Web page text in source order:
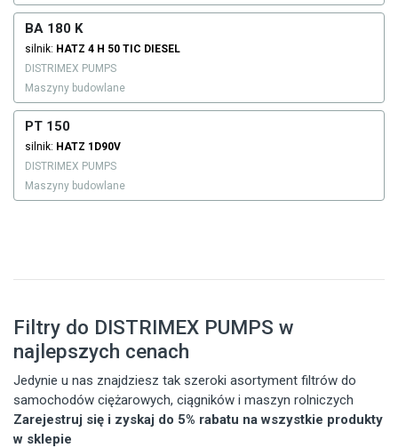
BA 180 K
silnik: HATZ 4 H 50 TIC DIESEL
DISTRIMEX PUMPS
Maszyny budowlane
PT 150
silnik: HATZ 1D90V
DISTRIMEX PUMPS
Maszyny budowlane
Filtry do DISTRIMEX PUMPS w
najlepszych cenach
Jedynie u nas znajdziesz tak szeroki asortyment filtrów do
samochodów ciężarowych, ciągników i maszyn rolniczych
Zarejestruj się i zyskaj do 5% rabatu na wszystkie produkty
w sklepie